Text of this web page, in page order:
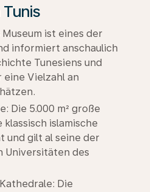
Tunis
Museum ist eines der
informiert anschaulich
Tunesiens und
Vielzahl an
Die 5.000 m² große
islamische
und gilt al seine der
Universitäten des
Die